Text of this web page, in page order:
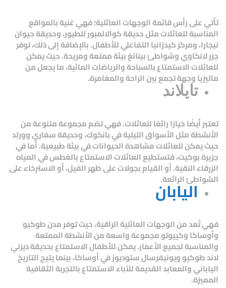
تأتي على رأس قائمة الوجهات العائلية؛ فهي غنية بالمواقع
المناسبة للعائلات مثل حديقة كوالالمبور للطيور، وحديقة حيوان
نيجارا، ومركز كيدزانيا التفاعلي للأطفال. بالإضافة إلى ذلك، توفر
جزر لانكاوي وشواطئ بينانغ بيئة ممتعة ومريحة. حيث يمكن
للعائلات الاستمتاع بالسباحة والرياضات المائية، ما يجعل من
ماليزيا وجهة تجمع بين الراحة والمغامرة.
تايلاند
تعتبر أيضًا خيارًا رائعًا للعائلات. فهي تضم مجموعة متنوعة من
الأنشطة مثل الأسواق الليلية في بانكوك، وحديقة سفاري وورلد
حيث يمكن للعائلات مشاهدة الحيوانات في بيئة طبيعية. أما في
جزيرة بوكيت، فتستطيع العائلات الاستمتاع بالغطس في المياه
الزرقاء النقية. أو القيام بجولات على ظهر الفيل، أو الاسترخاء على
الشواطئ الرائعة.
اليابان
فهي تُعد من الوجهات العائلية الراقية، حيث توفر مدن طوكيو
وأوساكا وكييوتو مجموعة واسعة من الأنشطة الممتعة
والمناسبة لجميع الأعمار. يمكن للأطفال الاستمتاع بحديقة ديزني
لاند طوكيو ويونيفرسال ستوديوز في أوساكا، بينما يتيح التاريخ
الياباني والمعابد القديمة للآباء الاستمتاع بالتجربة الثقافية
المميزة.